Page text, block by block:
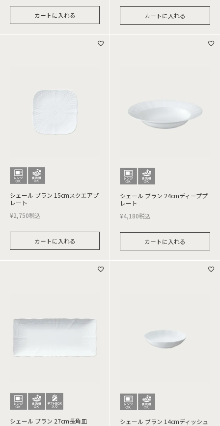
カートに入れる カートに入れる
シェール ブラン 15cmスクエアプ
レート
¥2,750税込
カートに入れる
シェール ブラン 24cmディーププ
レート
¥4,180税込
カートに入れる
シェール ブラン 27cm長角皿
シェール ブラン 14cmディッシュ